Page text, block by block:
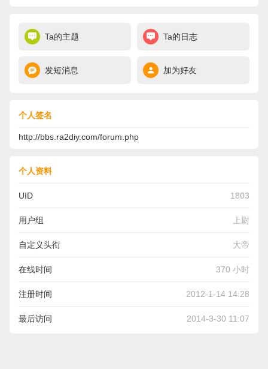
Ta的主题 Ta的日志
发短消息 加为好友
个人签名
http://bbs.ra2diy.com/forum.php
个人资料
UID 1803
用户组 上尉
自定义头衔 大帝
在线时间 370 小时
注册时间 2012-1-14 14:28
最后访问 2014-3-30 11:07